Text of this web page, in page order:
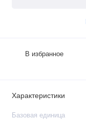
В избранное
Характеристики
Базовая единица